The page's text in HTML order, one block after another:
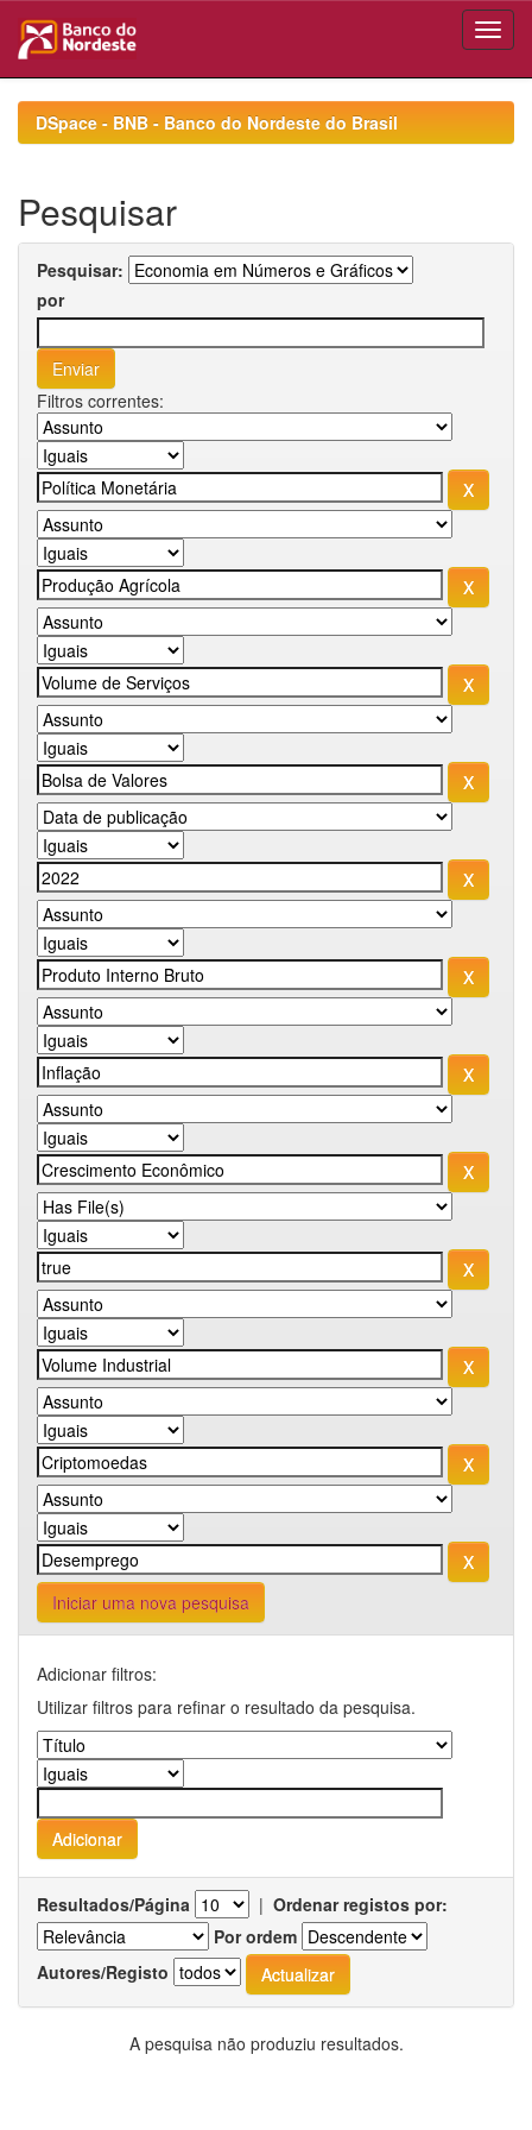
navigationDSpace - BNB - Banco do Nordeste do Brasil
Pesquisar
Pesquisar:
por
Filtros correntes:
Iniciar uma nova pesquisa
Adicionar filtros:
Utilizar filtros para refinar o resultado da pesquisa.
Resultados/Página | Ordenar registos por:
Por ordem
Autores/Registo
A pesquisa não produziu resultados.